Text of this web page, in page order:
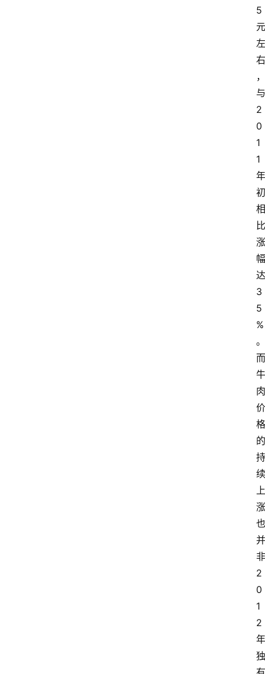
5
元
左
右
，
与
2
0
1
1
年
初
相
比
涨
幅
达
3
5
%
。
而
牛
肉
价
格
的
持
续
上
涨
也
并
非
2
0
1
2
年
独